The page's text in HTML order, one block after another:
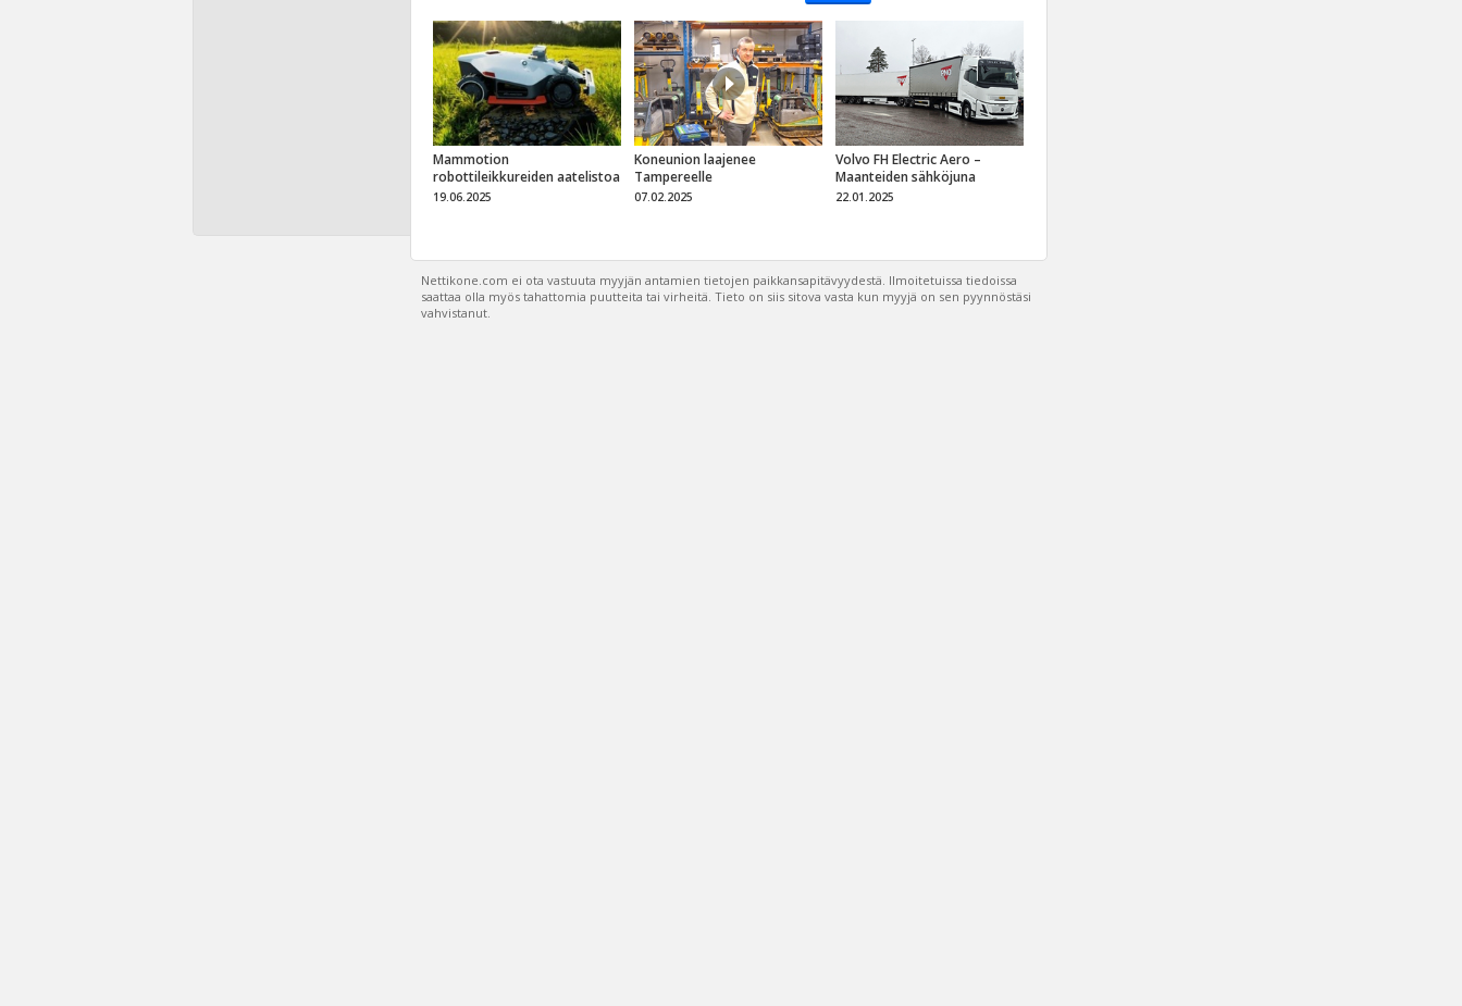
Mammotion
robottileikkureiden aatelistoa
19.06.2025
Koneunion laajenee
Tampereelle
07.02.2025
Volvo FH Electric Aero –
Maanteiden sähköjuna
22.01.2025
Nettikone.com ei ota vastuuta myyjän antamien tietojen paikkansapitävyydestä. Ilmoitetuissa tiedoissa
saattaa olla myös tahattomia puutteita tai virheitä. Tieto on siis sitova vasta kun myyjä on sen pyynnöstäsi
vahvistanut.